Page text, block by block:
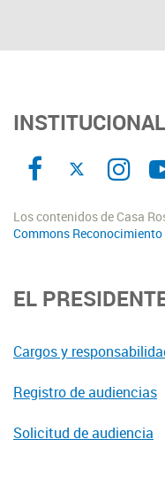
INSTITUCIONAL
Los contenidos de Casa
Commons
EL
Cargos y
Registro de audiencias
Solicitud de audiencia